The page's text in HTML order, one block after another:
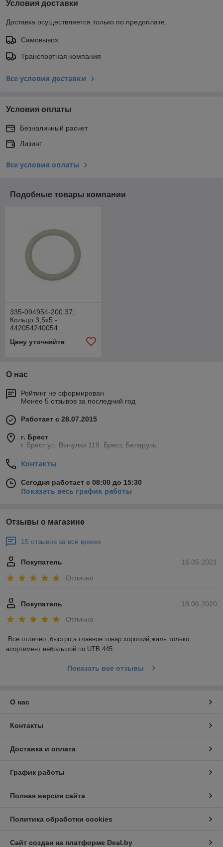
Условия доставки
Доставка осуществляется только по предоплате.
Самовывоз
Транспортная компания
Все условия доставки
Условия оплаты
Безналичный расчет
Лизинг
Все условия оплаты
Подобные товары компании
335-094954-200.37;
Кольцо 3,5x5 -
442054240054
Цену уточняйте
О нас
Рейтинг не сформирован
Менее 5 отзывов за последний год
Работает с 28.07.2015
г. Брест
г. Брест ул. Вычулки 119, Брест, Беларусь
Контакты
Сегодня работает с 08:00 до 15:30
Показать весь график работы
Отзывы о магазине
15 отзывов за всё время
16.05.2021
Покупатель
Отлично
18.06.2020
Покупатель
Отлично
Всё отлично ,быстро,а главное товар хороший,жаль только
асортимент небольшой по UTB 445
Показать все отзывы
О нас
Контакты
Доставка и оплата
График работы
Полная версия сайта
Политика обработки cookies
Сайт создан на платформе Deal.by